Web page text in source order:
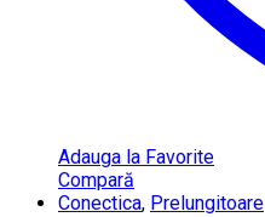
Adauga la Favorite
Compară
Conectica, Prelungitoare